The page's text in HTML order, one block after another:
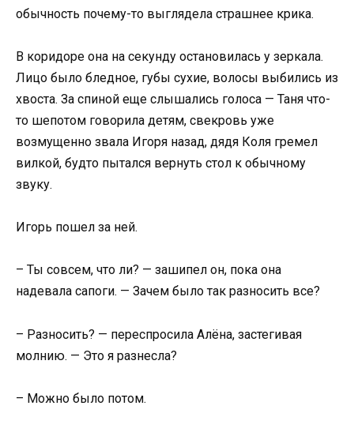
обычность почему-то выглядела страшнее крика.
В коридоре она на секунду остановилась у зеркала.
Лицо было бледное, губы сухие, волосы выбились из
хвоста. За спиной еще слышались голоса — Таня что-
то шепотом говорила детям, свекровь уже
возмущенно звала Игоря назад, дядя Коля гремел
вилкой, будто пытался вернуть стол к обычному
звуку.
Игорь пошел за ней.
– Ты совсем, что ли? — зашипел он, пока она
надевала сапоги. — Зачем было так разносить все?
– Разносить? — переспросила Алёна, застегивая
молнию. — Это я разнесла?
– Можно было потом.